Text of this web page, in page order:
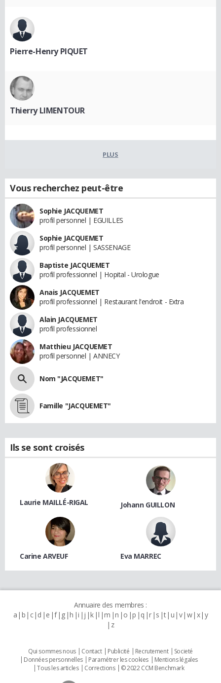
Pierre-Henry PIQUET
Thierry LIMENTOUR
PLUS
Vous recherchez peut-être
Sophie JACQUEMET
profil personnel | EGUILLES
Sophie JACQUEMET
profil personnel | SASSENAGE
Baptiste JACQUEMET
profil professionnel | Hopital - Urologue
Anais JACQUEMET
profil professionnel | Restaurant l'endroit - Extra
Alain JACQUEMET
profil professionnel
Matthieu JACQUEMET
profil personnel | ANNECY
Nom "JACQUEMET"
Famille "JACQUEMET"
Ils se sont croisés
Laurie MAILLÉ-RIGAL Johann GUILLON
Carine ARVEUF Eva MARREC
Annuaire des membres :
a b c d e f g h i j k l m n o p q r s t u v w x y
z
Qui sommes nous Contact Publicité Recrutement
Societé
Données personnelles
Paramétrer les cookies
Mentions légales
Tous les articles
Corrections © 2022 CCM Benchmark